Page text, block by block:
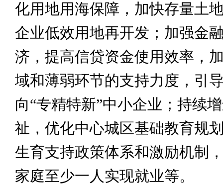
化用地用海保障，加快存量土
企业低效用地再开发；加强金
济，提高信贷资金使用效率，
域和薄弱环节的支持力度，引
向“专精特新”中小企业；持续
祉，优化中心城区基础教育规
生育支持政策体系和激励机制
家庭至少一人实现就业等。